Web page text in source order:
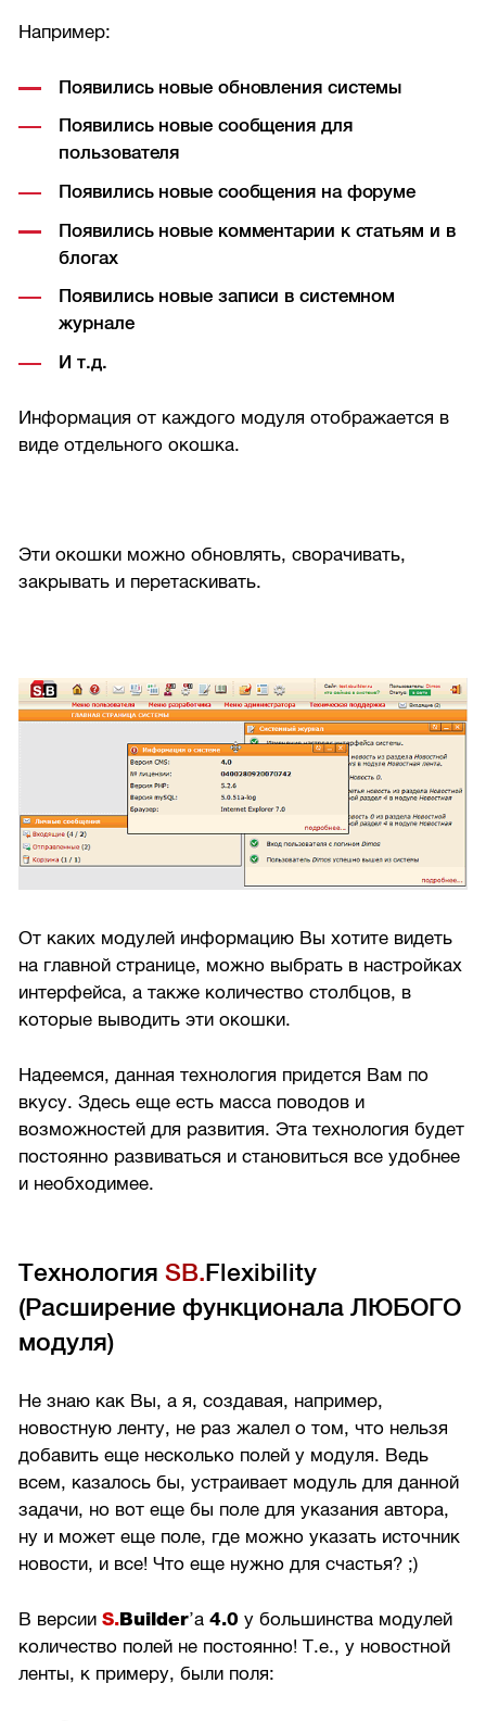
Например:
Появились новые обновления системы
Появились новые сообщения для
пользователя
Появились новые сообщения на форуме
Появились новые комментарии к статьям и в
блогах
Появились новые записи в системном
журнале
И т.д.
Информация от каждого модуля отображается в
виде отдельного окошка.
Эти окошки можно обновлять, сворачивать,
закрывать и перетаскивать.
От каких модулей информацию Вы хотите видеть
на главной странице, можно выбрать в настройках
интерфейса, а также количество столбцов, в
которые выводить эти окошки.
Надеемся, данная технология придется Вам по
вкусу. Здесь еще есть масса поводов и
возможностей для развития. Эта технология будет
постоянно развиваться и становиться все удобнее
и необходимее.
ТехнологияSB.Flexibility
(Расширение функционала ЛЮБОГО
модуля)
Не знаю как Вы, а я, создавая, например,
новостную ленту, не раз жалел о том, что нельзя
добавить еще несколько полей у модуля. Ведь
всем, казалось бы, устраивает модуль для данной
задачи, но вот еще бы поле для указания автора,
ну и может еще поле, где можно указать источник
новости, и все! Что еще нужно для счастья? ;)
В версииS.Builder’а4.0 у большинства модулей
количество полей не постоянно! Т.е., у новостной
ленты, к примеру, были поля: